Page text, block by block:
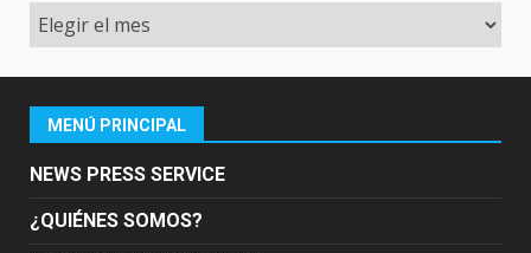
Archivo
MENÚ PRINCIPAL
NEWS PRESS SERVICE
¿QUIÉNES SOMOS?